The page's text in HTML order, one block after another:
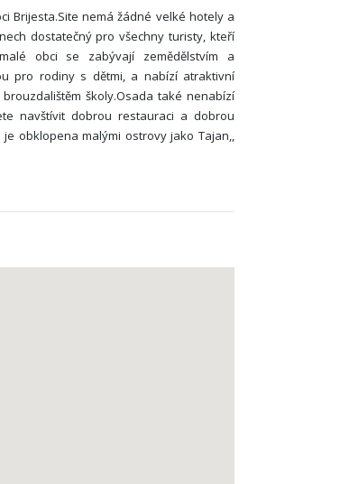
Brijesta.Site nemá žádné velké hotely a
dostatečný pro všechny turisty, kteří
obci se zabývají zemědělstvím a
pro rodiny s dětmi, a nabízí atraktivní
školy.Osada také nenabízí
navštívit dobrou restauraci a dobrou
obklopena malými ostrovy jako Tajan,,